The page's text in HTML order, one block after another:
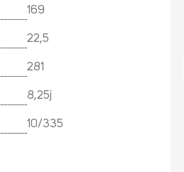
169
22,5
281
8,25j
10/335